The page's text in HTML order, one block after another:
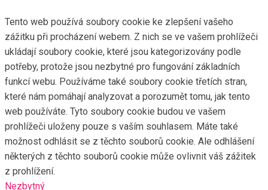
Tento web používá soubory cookie ke zlepšení vašeho
zážitku při procházení webem. Z nich se ve vašem prohlížeči
ukládají soubory cookie, které jsou kategorizovány podle
potřeby, protože jsou nezbytné pro fungování základních
funkcí webu. Používáme také soubory cookie třetích stran,
které nám pomáhají analyzovat a porozumět tomu, jak tento
web používáte. Tyto soubory cookie budou ve vašem
prohlížeči uloženy pouze s vaším souhlasem. Máte také
možnost odhlásit se z těchto souborů cookie. Ale odhlášení
některých z těchto souborů cookie může ovlivnit váš zážitek
z prohlížení.
Nezbytný